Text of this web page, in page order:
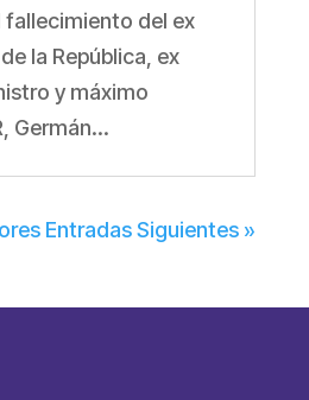
fallecimiento del ex
la República, ex
y máximo
Germán...
Entradas Siguientes »